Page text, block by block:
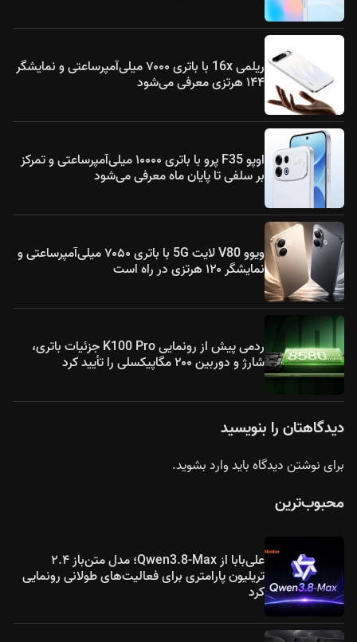
ریلمی 16x با باتری ۷۰۰۰ میلی‌آمپرساعتی و نمایشگر
۱۴۴ هرتزی معرفی می‌شود
اوپو F35 پرو با باتری ۱۰۰۰۰ میلی‌آمپرساعتی و تمرکز
بر سلفی تا پایان ماه معرفی می‌شود
ویوو V80 لایت 5G با باتری ۷۰۵۰ میلی‌آمپرساعتی و
نمایشگر ۱۲۰ هرتزی در راه است
ردمی پیش از رونمایی K100 Pro جزئیات باتری،
شارژ و دوربین ۲۰۰ مگاپیکسلی را تأیید کرد
دیدگاهتان را بنویسید
برای نوشتن دیدگاه بایدوارد بشوید.
محبوب‌ترین
علی‌بابا از Qwen3.8-Max؛ مدل متن‌باز ۲.۴
تریلیون پارامتری برای فعالیت‌های طولانی رونمایی
کرد